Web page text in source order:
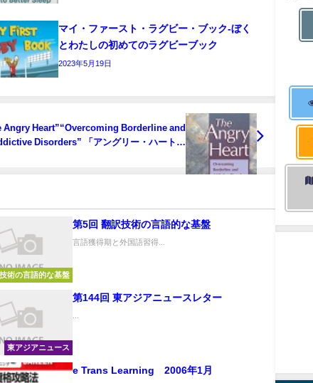
マイ・ファースト・ラグビー・ブック‐ぼく
とわたしの初めてのラグビーブック
2023年5月19日
Angry Heart”“Overcoming Borderline and
Disorders” 「アングリー・ハート
術の言語的な基盤
第5回 翻訳技術の言語的な基盤
言語獲得期と外国語習得...
東アジアニュース
第144回 東アジアニュースレター
e Trans Learning 2006年1月